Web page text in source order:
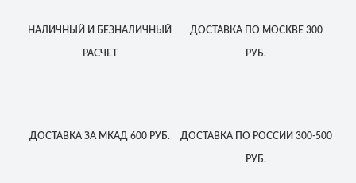
НАЛИЧНЫЙ И БЕЗНАЛИЧНЫЙ
РАСЧЕТ
ДОСТАВКАПО МОСКВЕ 300
РУБ.
ДОСТАВКА ЗА МКАД 600 РУБ. ДОСТАВКАПО РОССИИ 300-500
РУБ.